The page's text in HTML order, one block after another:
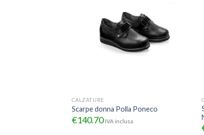
CALZATURE
Scarpe donna Polla Poneco
€140.70 IVA inclusa